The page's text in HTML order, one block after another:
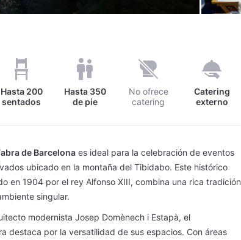
Hasta 200
sentados
Hasta 350
de pie
No ofrece
catering
Catering
externo
de Barcelonaes ideal para la celebración de eventos
ubicado en la montaña del Tibidabo. Este histórico
en 1904 por el rey Alfonso XIII, combina una rica tradición
singular.
modernista Josep Domènech i Estapà, el
destaca por la versatilidad de sus espacios. Con áreas